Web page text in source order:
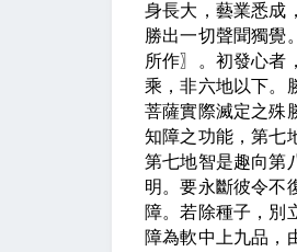
身長大，藝業悉成
勝出一切聲聞獨覺
所作〗
。初發心者
乘，非六地以下。
菩薩實際滅定之殊
知障之功能，第七
第七地智是趣向第
明。要永斷彼令不
障。若除種子，別
障為軟中上九品，